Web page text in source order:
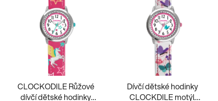
CLOCKODILE Růžové
dívčí dětské hodinky
Dívčí dětské hodinky
CLOCKDILE motýl